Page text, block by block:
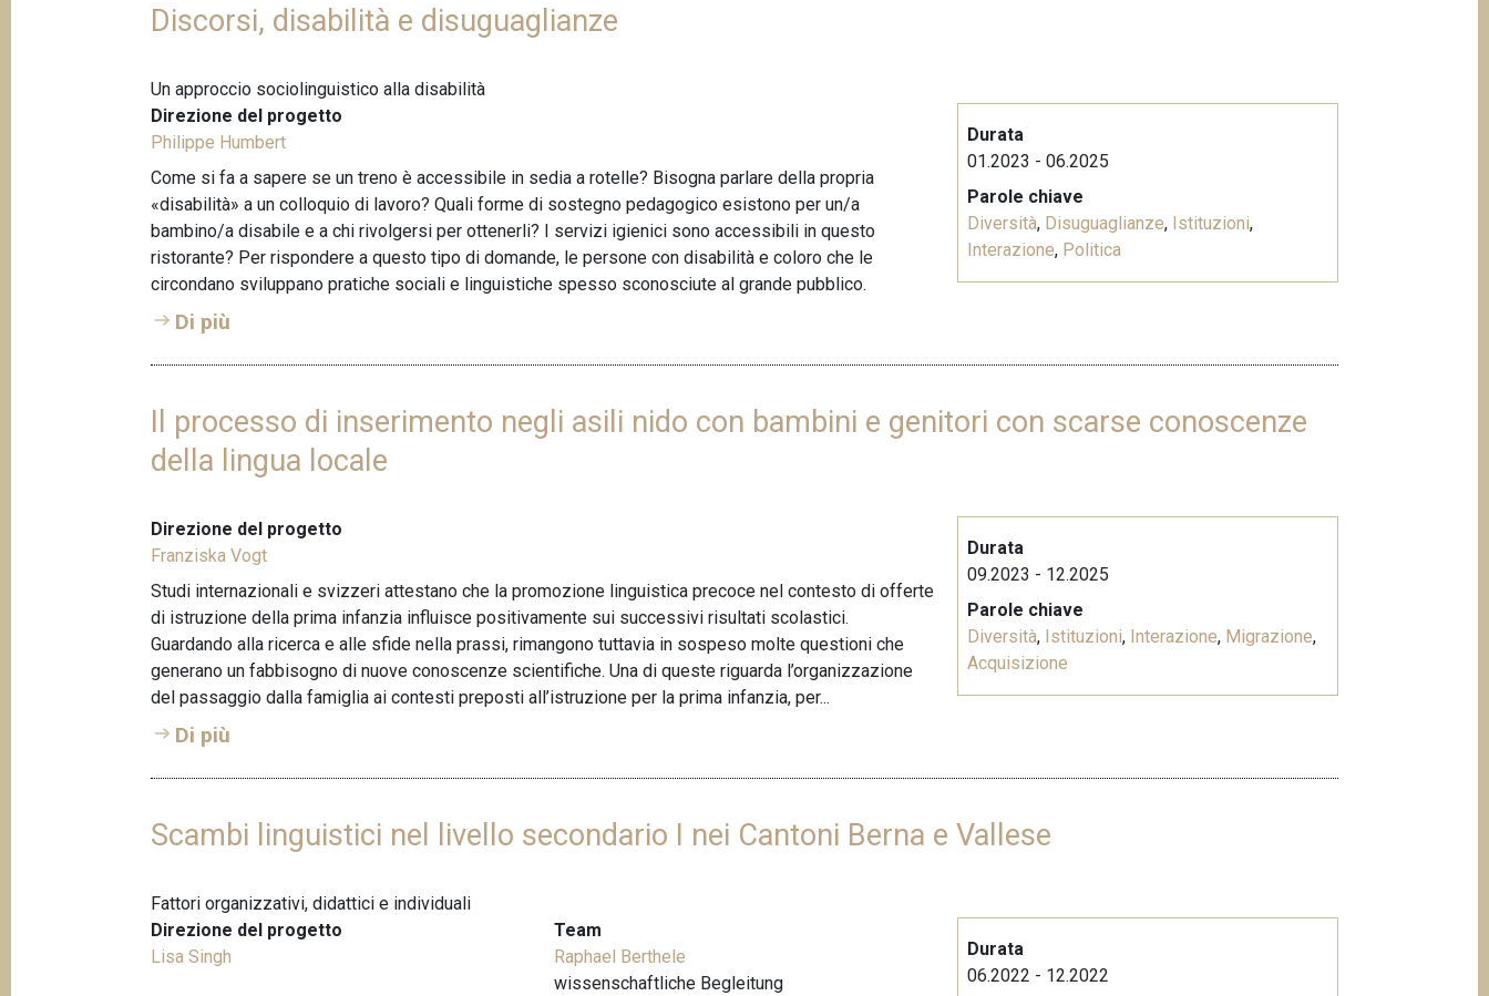
o
n
M
e
h
e
d
Discorsi, disabilità e disuguaglianze
Un approccio sociolinguistico alla disabilità
Direzione del progetto
Philippe Humbert
Come si fa a sapere se un treno è accessibile in sedia a rotelle? Bisogna parlare della propria
«disabilità» a un colloquio di lavoro? Quali forme di sostegno pedagogico esistono per un/a
bambino/a disabile e a chi rivolgersi per ottenerli? I servizi igienici sono accessibili in questo
ristorante? Per rispondere a questo tipo di domande, le persone con disabilità e coloro che le
circondano sviluppano pratiche sociali e linguistiche spesso sconosciute al grande pubblico.
Di più
Durata
01.2023 - 06.2025
Parole chiave
Diversità, Disuguaglianze, Istituzioni,
Interazione, Politica
Il processo di inserimento negli asili nido con bambini e genitori con scarse conoscenze
della lingua locale
Direzione del progetto
Franziska Vogt
Studi internazionali e svizzeri attestano che la promozione linguistica precoce nel contesto di offerte
di istruzione della prima infanzia influisce positivamente sui successivi risultati scolastici.
Guardando alla ricerca e alle sfide nella prassi, rimangono tuttavia in sospeso molte questioni che
generano un fabbisogno di nuove conoscenze scientifiche. Una di queste riguarda l’organizzazione
del passaggio dalla famiglia ai contesti preposti all’istruzione per la prima infanzia, per...
Di più
Durata
09.2023 - 12.2025
Parole chiave
Diversità, Istituzioni, Interazione, Migrazione,
Acquisizione
Scambi linguistici nel livello secondario I nei Cantoni Berna e Vallese
Fattori organizzativi, didattici e individuali
Direzione del progetto
Lisa Singh
Team
Raphael Berthele
wissenschaftliche Begleitung
Durata
06.2022 - 12.2022